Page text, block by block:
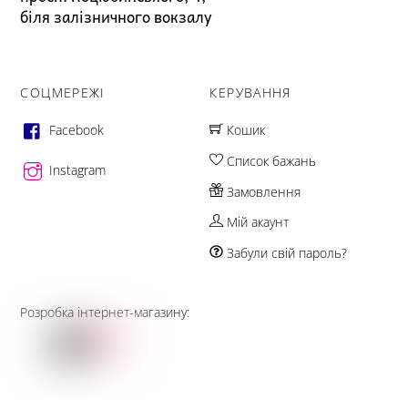
біля залізничного вокзалу
СОЦМЕРЕЖІ
Facebook
Instagram
КЕРУВАННЯ
Кошик
Список бажань
Замовлення
Мій акаунт
Забули свій пароль?
Розробка інтернет-магазину: